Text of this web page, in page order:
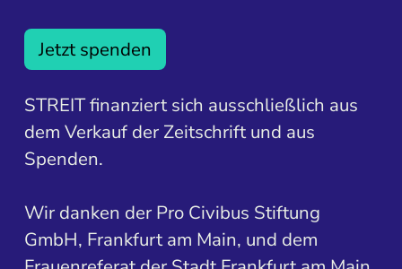
Jetzt spenden
STREIT finanziert sich ausschließlich aus
dem Verkauf der Zeitschrift und aus
Spenden.
Wir danken der Pro Civibus Stiftung
GmbH, Frankfurt am Main, und dem